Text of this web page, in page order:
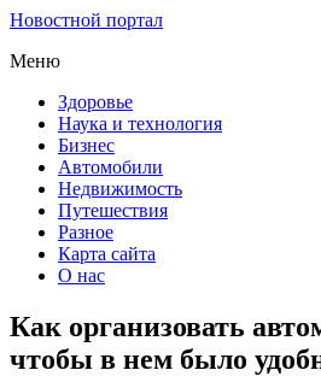
Новостной портал
Меню
Здоровье
Наука и технология
Бизнес
Автомобили
Недвижимость
Путешествия
Разное
Карта сайта
О нас
Как организовать
чтобы в нем было